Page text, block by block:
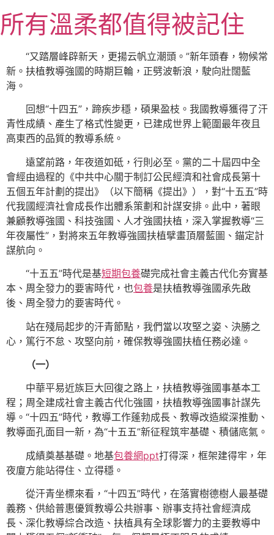
至
主
內
容
所有溫柔都值得被記住
“又踏層峰辟新天，更揚云帆立潮頭。”新年頭春，物候常
新。扶植教導強國的時期巨輪，正劈波斬浪，駛向壯闊藍
海。
回想“十四五”，蹄疾步穩，碩果盈枝。我國教導獲得了汗
青性成績、產生了格式性變更，已建成世界上範圍最年夜且
高東西的品質的教導系統。
遠望前路，年夜道如砥，行則必至。黨的二十屆四中全
會經由過程的《中共中心關于制訂公民經濟和社會成長第十
五個五年計劃的提出》（以下簡稱《提出》），對“十五五”時
代我國經濟社會成長作出體系策劃和計謀安排。此中，著眼
兼顧教導強國、科技強國、人才強國扶植，深入掌握教導“三
年夜屬性”，對將來五年教導強國扶植擘畫頂層藍圖、錨定計
謀航向。
“十五五”時代是基短期包養礎完成社會主義古代化夯實基
本、周全發力的要害時代，也包養是扶植教導強國承先啟
後、周全發力的要害時代。
站在殘局起步的汗青節點，我們當以攻堅之姿、決勝之
心，篤行不怠、攻堅向前，確保教導強國扶植任務必達。
（一）
中華平易近族巨大回復之路上，扶植教導強國事基本工
程；周全建成社會主義古代化強國，扶植教導強國事計謀先
導。“十四五”時代，教導工作蓬勃成長、教導改造縱深推動、
教導面孔面目一新，為“十五五”新征程筑牢基礎、積儲底氣。
成績奠基基礎。地基包養網ppt打得深，框架建得牢，年
夜廈方能站得住、立得穩。
從汗青坐標來看，“十四五”時代，在落實樹德樹人最基礎
義務、供給普惠優質教導公共辦事、辦事支持社會經濟成
長、深化教導綜合改造、扶植具有全球影響力的主要教導中